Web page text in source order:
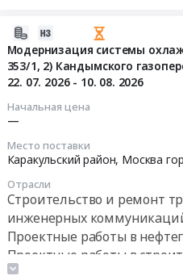
7
7
Модернизация системы
353/1, 2) Кандымского
22. 07. 2026 - 10. 08. 2026
Начальная цена
—
Место поставки
Каракульский район, Москва
Отрасли
Строительство и ремонт
инженерных
Проектные работы в
Проектные работы в строительстве трубопроводов и